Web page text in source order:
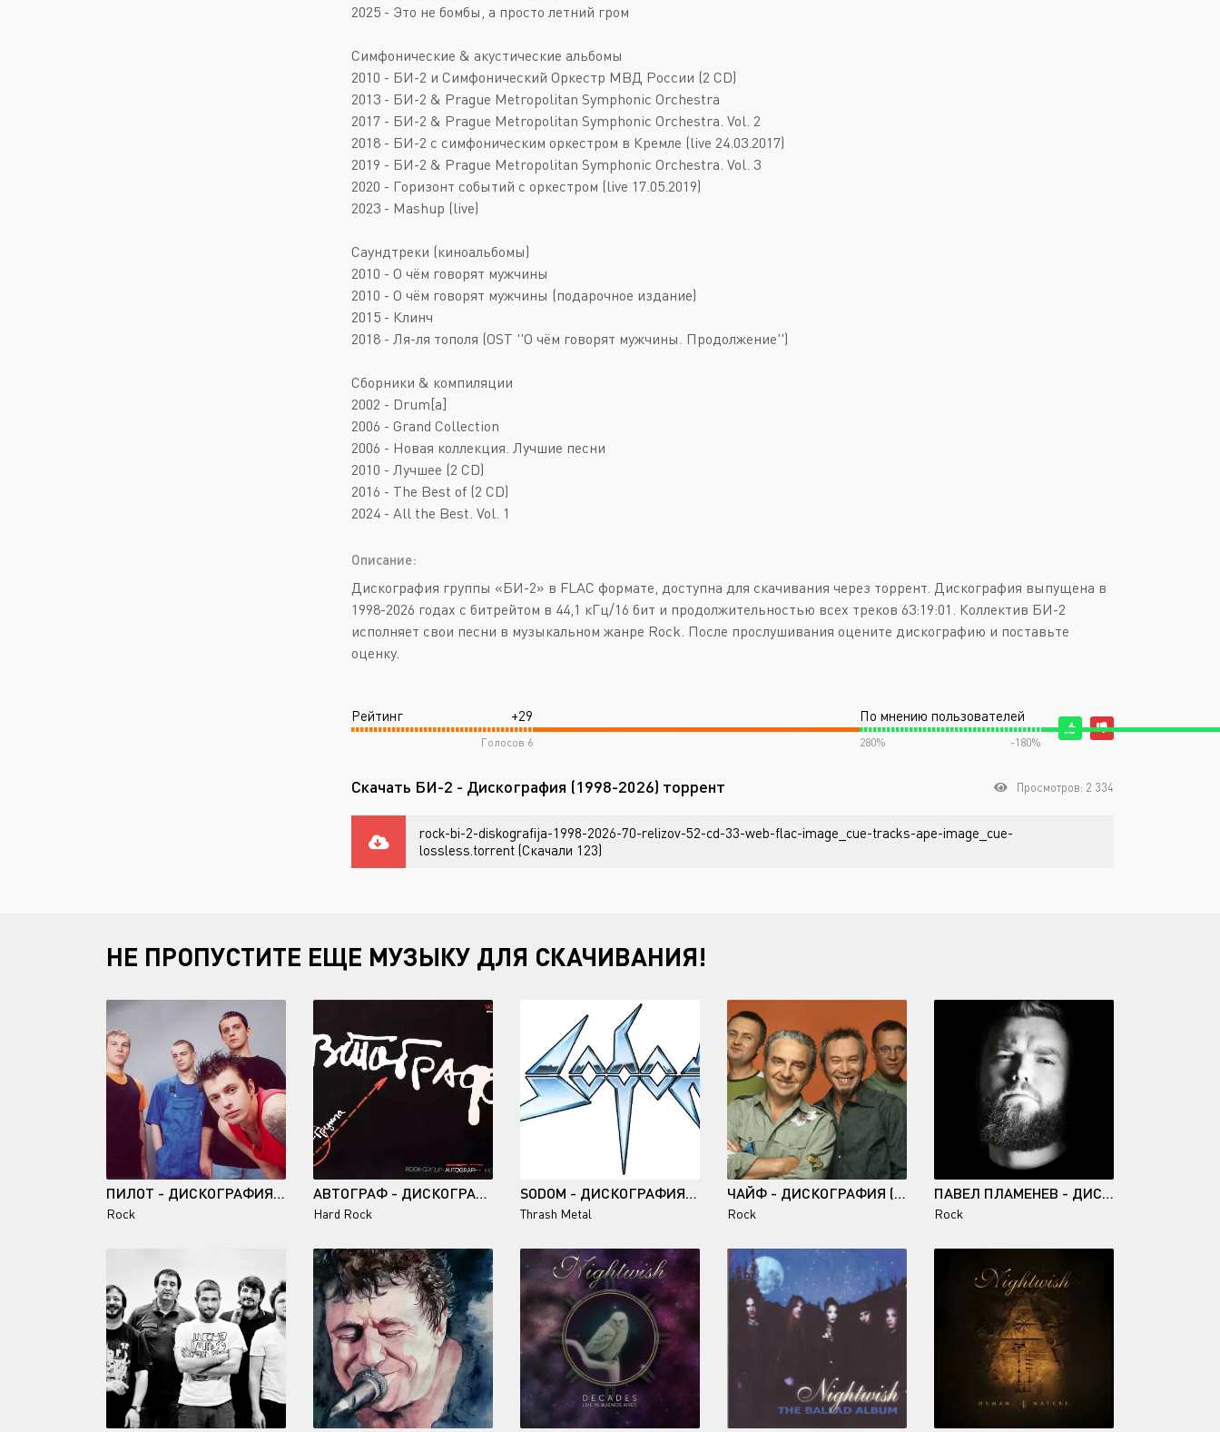
2025 - Это не бомбы, а просто летний гром
Симфонические & акустические альбомы
2010 - БИ-2 и Симфонический Оркестр МВД России (2 CD)
2013 - БИ-2 & Prague Metropolitan Symphonic Orchestra
2017 - БИ-2 & Prague Metropolitan Symphonic Orchestra. Vol. 2
2018 - БИ-2 с симфоническим оркестром в Кремле (live 24.03.2017)
2019 - БИ-2 & Prague Metropolitan Symphonic Orchestra. Vol. 3
2020 - Горизонт событий с оркестром (live 17.05.2019)
2023 - Mashup (live)
Саундтреки (киноальбомы)
2010 - О чём говорят мужчины
2010 - О чём говорят мужчины (подарочное издание)
2015 - Клинч
2018 - Ля-ля тополя (OST ''О чём говорят мужчины. Продолжение'')
Сборники & компиляции
2002 - Drum[a]
2006 - Grand Collection
2006 - Новая коллекция. Лучшие песни
2010 - Лучшее (2 CD)
2016 - The Best of (2 CD)
2024 - All the Best. Vol. 1
Описание:
Дискография группы «БИ-2» в FLAC формате, доступна для скачивания через торрент. Дискография выпущена в
1998-2026 годах с битрейтом в 44,1 кГц/16 бит и продолжительностью всех треков 63:19:01. Коллектив БИ-2
исполняет свои песни в музыкальном жанре Rock. После прослушивания оцените дискографию и поставьте
оценку.
Рейтинг +29
Голосов 6
По мнению пользователей
280% -180%
Скачать БИ-2 - Дискография (1998-2026) торрент Просмотров: 2 334
rock-bi-2-diskografija-1998-2026-70-relizov-52-cd-33-web-flac-image_cue-tracks-ape-image_cue-
lossless.torrent (Скачали 123)
НЕ ПРОПУСТИТЕ ЕЩЕ МУЗЫКУ ДЛЯ СКАЧИВАНИЯ!
ПИЛОТ - ДИСКОГРАФИЯ (1997-2022)
Rock
АВТОГРАФ - ДИСКОГРАФИЯ (1990-2021)
Hard Rock
SODOM - ДИСКОГРАФИЯ (1985-2023)
Thrash Metal
ЧАЙФ - ДИСКОГРАФИЯ (1987-2021)
Rock
ПАВЕЛ ПЛАМЕНЕВ - ДИСКОГРАФИЯ (2016-2021)
Rock